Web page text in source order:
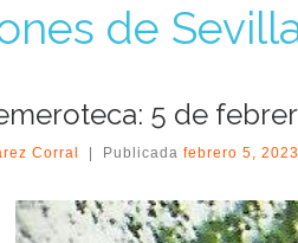
de
5 de
Corral | Publicada febrero 5, 2023